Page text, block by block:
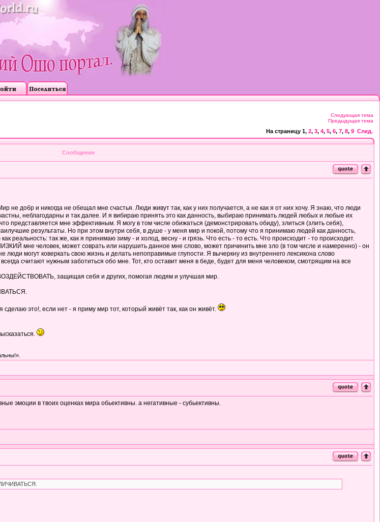
Следующая тема
Предыдущая тема
На страницу 1, 2, 3, 4, 5, 6, 7, 8, 9 След.
Сообщение
не добр и никогда не обещал мне счастья. Люди живут так, как у них получается, а не как я от них хочу. Я знаю, что люди
неблагодарны и так далее. И я вибираю принять это как данность, выбираю принимать людей любых и любые их
представляется мне эффективным. Я могу в том числе обижаться (демонстрировать обиду), злиться (злить себя),
результаты. Но при этом внутри себя, в душе - у меня мир и покой, потому что я принимаю людей как данность,
так же, как я принимаю зиму - и холод, весну - и грязь. Что есть - то есть. Что происходит - то происходит.
мне человек, может соврать или нарушить данное мне слово, может причинить мне зло (в том числе и намеренно) - он
могут коверкать свою жизнь и делать непоправимые глупости. Я вычеркну из внутреннего лексикона слово
считают нужным заботиться обо мне. Тот, кто оставит меня в беде, будет для меня человеком, смотрящим на все
защищая себя и других, помогая людям и улучшая мир.
это!, если нет - я приму мир тот, который живёт так, как он живёт.
эмоции в твоих оценках мира обьективны. а негативные - субьективны.